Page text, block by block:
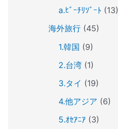
a.ﾋﾞｰﾁﾘｿﾞｰﾄ (13)
海外旅行 (45)
1.韓国 (9)
2.台湾 (1)
3.タイ (19)
4.他アジア (6)
5.ｵｾｱﾆｱ (3)